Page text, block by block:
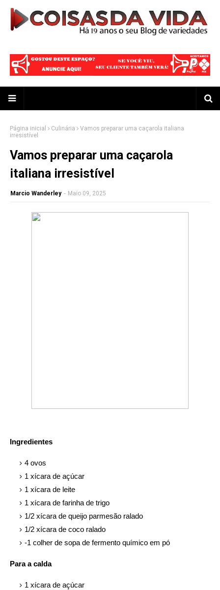
Página inicial Culinária
Vamos preparar uma caçarola italiana
irresistível
Vamos preparar uma caçarola
italiana irresistível
Marcio Wanderley - Maio 09, 2025
Ingredientes
4 ovos
1 xícara de açúcar
1 xícara de leite
1 xícara de farinha de trigo
1/2 xícara de queijo parmesão ralado
1/2 xícara de coco ralado
-1 colher de sopa de fermento químico em pó
Para a calda
1 xícara de açúcar